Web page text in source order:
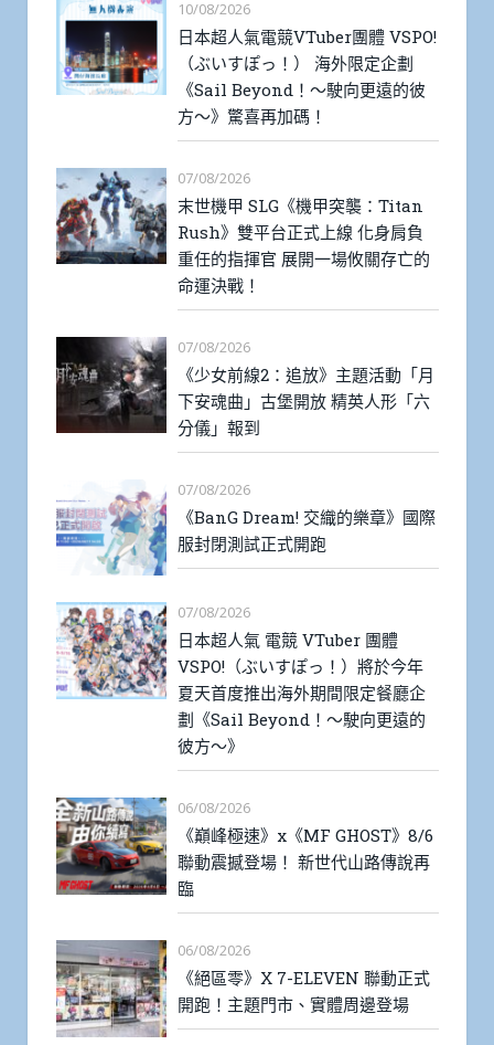
10/08/2026
日本超人氣電競VTuber團體 VSPO!
（ぶいすぽっ！） 海外限定企劃
《Sail Beyond！～駛向更遠的彼
方～》驚喜再加碼！
07/08/2026
末世機甲 SLG《機甲突襲：Titan
Rush》雙平台正式上線 化身肩負
重任的指揮官 展開一場攸關存亡的
命運決戰！
07/08/2026
《少女前線2：追放》主題活動「月
下安魂曲」古堡開放 精英人形「六
分儀」報到
07/08/2026
《BanG Dream! 交織的樂章》國際
服封閉測試正式開跑
07/08/2026
日本超人氣 電競 VTuber 團體
VSPO!（ぶいすぽっ！）將於今年
夏天首度推出海外期間限定餐廳企
劃《Sail Beyond！～駛向更遠的
彼方～》
06/08/2026
《巔峰極速》x《MF GHOST》8/6
聯動震撼登場！ 新世代山路傳說再
臨
06/08/2026
《絕區零》X 7-ELEVEN 聯動正式
開跑！主題門市、實體周邊登場